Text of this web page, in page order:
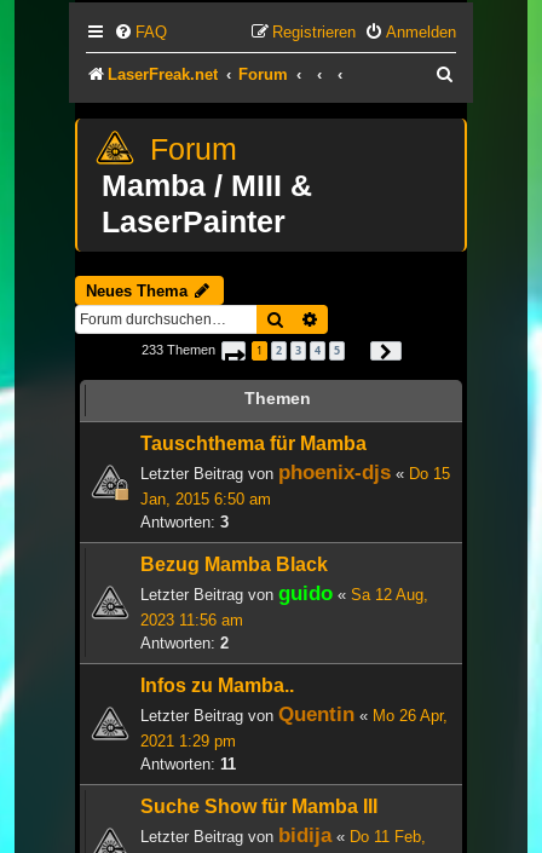
FAQ Anmelden
Registrieren
LaserFreak.net Forum
Mamba / MIII &
LaserPainter
Neues Thema
Suche
233 Themen Seite 1von
1 2 3 4 5
Themen
Tauschthema für Mamba
Letzter Beitrag von phoenix-djs « Do 15
Jan, 2015 6:50 am
Antworten: 3
Bezug Mamba Black
Letzter Beitrag von guido « Sa 12 Aug,
2023 11:56 am
Antworten: 2
Infos zu Mamba..
Letzter Beitrag von Quentin « Mo 26 Apr,
2021 1:29 pm
Antworten: 11
Suche Show für Mamba III
Letzter Beitrag von bidija« Do 11 Feb,